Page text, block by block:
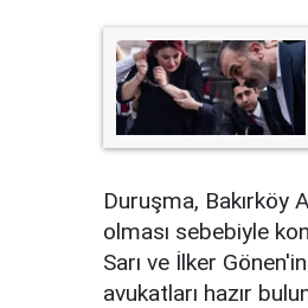
Duruşma, Bakırköy
olması sebebiyle
Sarı ve İlker
avukatları hazır